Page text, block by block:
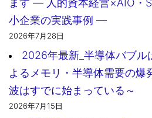
ます ― 人的資本経営×AIO・
小企業の実践事例 ―
2026年7月28日
2026年最新_半導体バブル
よるメモリ・半導体需要の爆
波はすでに始まっている～
2026年7月15日